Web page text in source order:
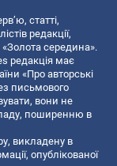
статті,
редакції,
середина».
редакція має
«Про авторські
письмового
вони не
поширенню в
викладену в
опублікованої